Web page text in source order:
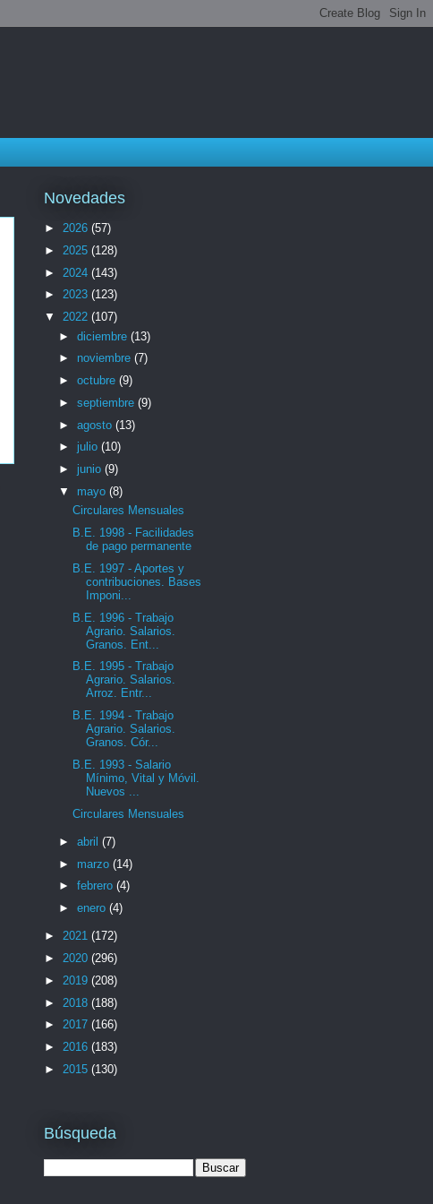
Novedades
► 2026 (57)
► 2025 (128)
► 2024 (143)
► 2023 (123)
▼ 2022 (107)
► diciembre (13)
► noviembre (7)
► octubre (9)
► septiembre (9)
► agosto (13)
► julio (10)
► junio (9)
▼ mayo (8)
Circulares Mensuales
B.E. 1998 - Facilidades
de pago permanente
B.E. 1997 - Aportes y
contribuciones. Bases
Imponi...
B.E. 1996 - Trabajo
Agrario. Salarios.
Granos. Ent...
B.E. 1995 - Trabajo
Agrario. Salarios.
Arroz. Entr...
B.E. 1994 - Trabajo
Agrario. Salarios.
Granos. Cór...
B.E. 1993 - Salario
Mínimo, Vital y Móvil.
Nuevos ...
Circulares Mensuales
► abril (7)
► marzo (14)
► febrero (4)
► enero (4)
► 2021 (172)
► 2020 (296)
► 2019 (208)
► 2018 (188)
► 2017 (166)
► 2016 (183)
► 2015 (130)
Búsqueda